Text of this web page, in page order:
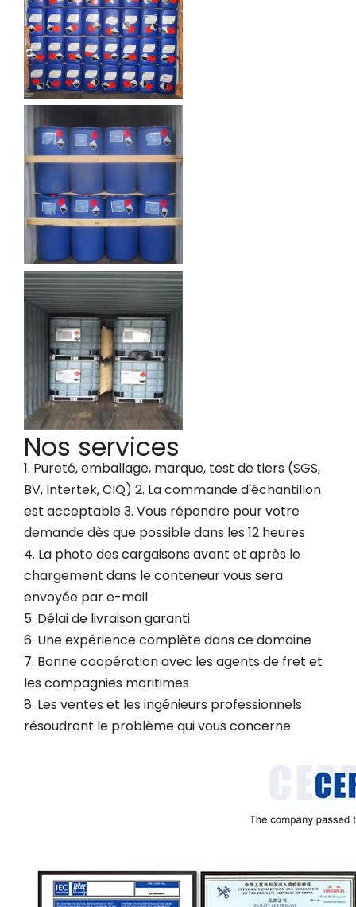
Nos services
1. Pureté, emballage, marque, test de tiers (SGS,
BV, Intertek, CIQ) 2. La commande d'échantillon
est acceptable 3. Vous répondre pour votre
demande dès que possible dans les 12 heures
4. La photo des cargaisons avant et après le
chargement dans le conteneur vous sera
envoyée par e-mail
5. Délai de livraison garanti
6. Une expérience complète dans ce domaine
7. Bonne coopération avec les agents de fret et
les compagnies maritimes
8. Les ventes et les ingénieurs professionnels
résoudront le problème qui vous concerne